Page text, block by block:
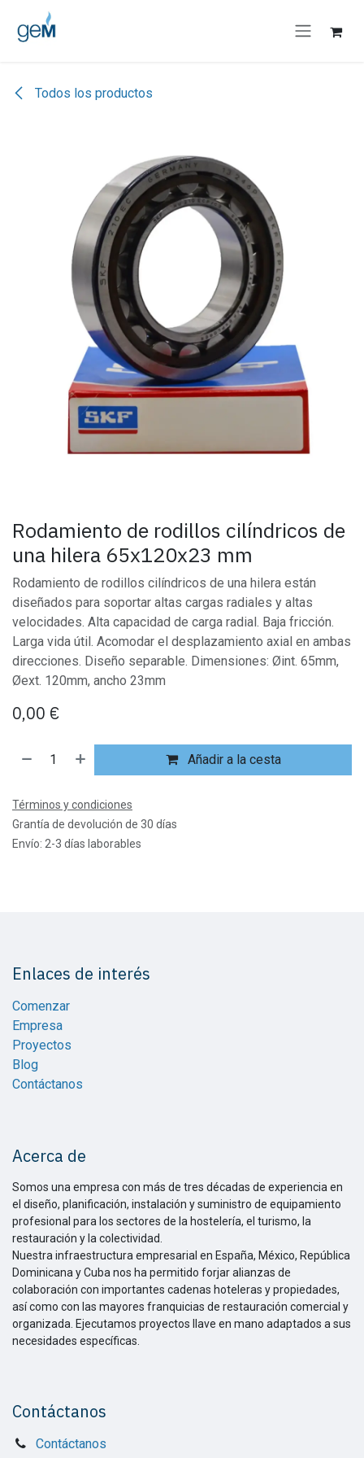
Ir al contenido
Todos los productos
Rodamiento de rodillos cilíndricos de
una hilera 65x120x23 mm
Rodamiento de rodillos cilíndricos de una hilera están
diseñados para soportar altas cargas radiales y altas
velocidades. Alta capacidad de carga radial. Baja fricción.
Larga vida útil. Acomodar el desplazamiento axial en ambas
direcciones. Diseño separable. Dimensiones: Øint. 65mm,
Øext. 120mm, ancho 23mm
0,00 €
Añadir a la cesta
Términos y condiciones
Grantía de devolución de 30 días
Envío: 2-3 días laborables
Enlaces de interés
Comenzar
Empresa
Proyectos
Blog
Contáctanos
Acerca de
Somos una empresa con más de tres décadas de experiencia en
el diseño, planificación, instalación y suministro de equipamiento
profesional para los sectores de la hostelería, el turismo, la
restauración y la colectividad.
Nuestra infraestructura empresarial en España, México, República
Dominicana y Cuba nos ha permitido forjar alianzas de
colaboración con importantes cadenas hoteleras y propiedades,
así como con las mayores franquicias de restauración comercial y
organizada. Ejecutamos proyectos llave en mano adaptados a sus
necesidades específicas.
Contáctanos
Contáctanos